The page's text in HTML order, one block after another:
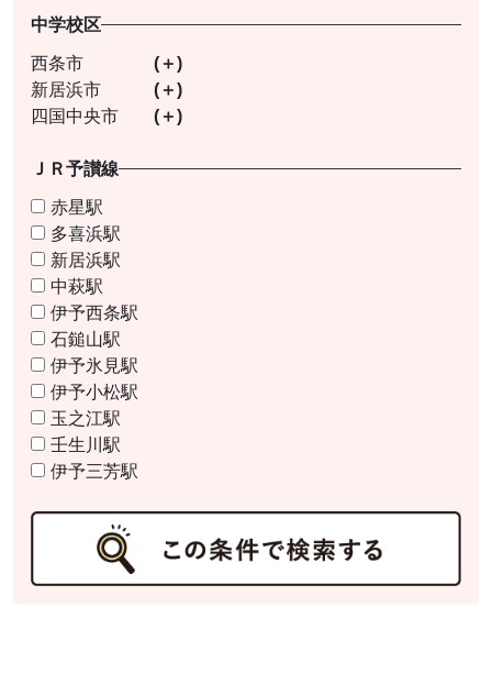
中学校区
西条市
新居浜市
四国中央市
ＪＲ予讃線
赤星駅
多喜浜駅
新居浜駅
中萩駅
伊予西条駅
石鎚山駅
伊予氷見駅
伊予小松駅
玉之江駅
壬生川駅
伊予三芳駅